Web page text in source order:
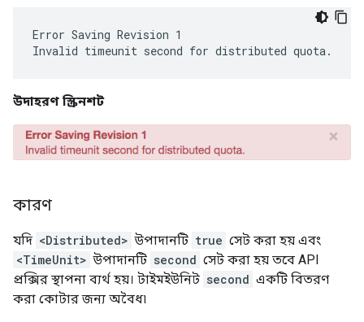
Error Saving Revision 1
উদাহরণ স্ক্রিনশট
কারণ
যদি <Distributed> উপাদানটি true সেট করা হয় এবং
<TimeUnit> উপাদানটি second সেট করা হয় তবে API
প্রক্সির স্থাপনা ব্যর্থ হয়। টাইমইউনিট second একটি বিতরণ
করা কোটার জন্য অবৈধ৷